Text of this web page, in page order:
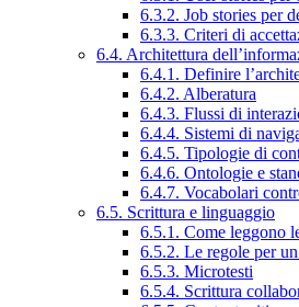
6.3.2. Job stories per
6.3.3. Criteri di
6.4. Architettura
6.4.1. Definire
6.4.2. Alberatura
6.4.3. Flussi di
6.4.4. Sistemi di
6.4.5. Tipologie di
6.4.6. Ontologie e
6.4.7. Vocabolari
6.5. Scrittura e linguaggio
6.5.1. Come leggono
6.5.2. Le regole per
6.5.3. Microtesti
6.5.4. Scrittura